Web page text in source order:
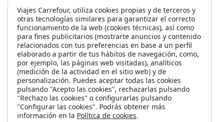
¿Soñando con la escapada perfecta? EnSanta Cruz de
Tenerifecontamos con agencias de viajes listas para
convertir esos sueños en realidad. Ya sea una aventura
exótica, una escapada romántica o unas vacaciones
familiares inolvidables, te ayudamos a encontrar el
Viajes Carrefour, utiliza cookies propias y de terceros y
otras tecnologías similares para garantizar el correcto
funcionamiento de la web (cookies técnicas), así como
para fines publicitarios (mostrarte anuncios y contenido
relacionados con tus preferencias en base a un perfil
elaborado a partir de tus hábitos de navegación, como,
por ejemplo, las páginas web visitadas), analíticos
(medición de la actividad en el sitio web) y de
personalización. Puedes aceptar todas las cookies
pulsando "Acepto las cookies", rechazarlas pulsando
"Rechazo las cookies" o configurarlas pulsando
"Configurar las cookies". Podrás obtener más
información en la Política de cookies.